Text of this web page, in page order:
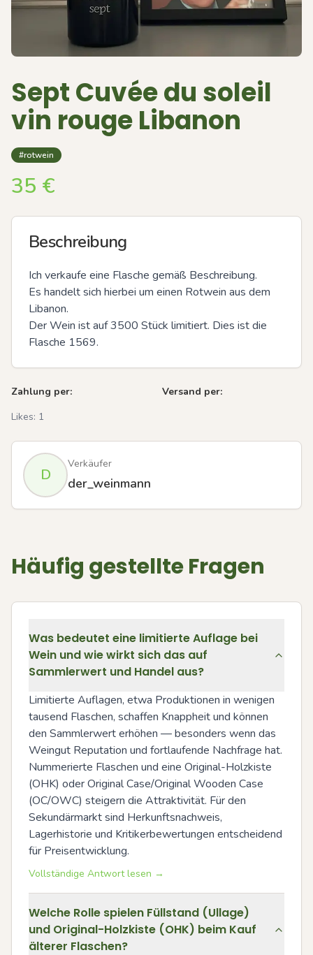
Sept Cuvée du soleil
vin rouge Libanon
#rotwein
35 €
Beschreibung
Ich verkaufe eine Flasche gemäß Beschreibung.
Es handelt sich hierbei um einen Rotwein aus dem
Libanon.
Der Wein ist auf 3500 Stück limitiert. Dies ist die
Flasche 1569.
Zahlung per:
Versand per:
Likes: 1
D
Verkäufer
der_weinmann
Häufig gestellte Fragen
Was bedeutet eine limitierte Auflage bei
Wein und wie wirkt sich das auf
Sammlerwert und Handel aus?
Limitierte Auflagen, etwa Produktionen in wenigen
tausend Flaschen, schaffen Knappheit und können
den Sammlerwert erhöhen — besonders wenn das
Weingut Reputation und fortlaufende Nachfrage hat.
Nummerierte Flaschen und eine Original-Holzkiste
(OHK) oder Original Case/Original Wooden Case
(OC/OWC) steigern die Attraktivität. Für den
Sekundärmarkt sind Herkunftsnachweis,
Lagerhistorie und Kritikerbewertungen entscheidend
für Preisentwicklung.
Vollständige Antwort lesen →
Welche Rolle spielen Füllstand (Ullage)
und Original-Holzkiste (OHK) beim Kauf
älterer Flaschen?